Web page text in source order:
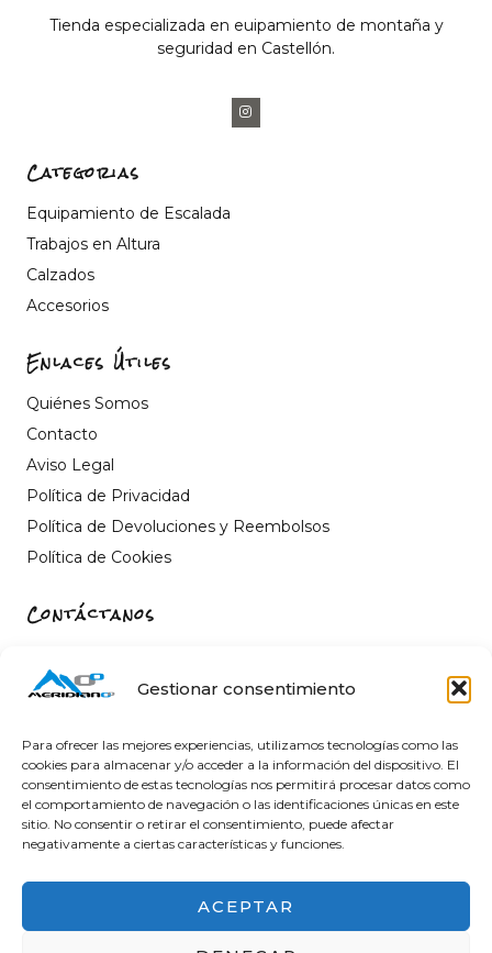
Gestionar consentimiento
Para ofrecer las mejores experiencias, utilizamos tecnologías como las
cookies para almacenar y/o acceder a la información del dispositivo. El
consentimiento de estas tecnologías nos permitirá procesar datos como
el comportamiento de navegación o las identificaciones únicas en este
sitio. No consentir o retirar el consentimiento, puede afectar
negativamente a ciertas características y funciones.
ACEPTAR
Tienda especializada en euipamiento de montaña y
seguridad en Castellón.
Categorias
Equipamiento de Escalada
Trabajos en Altura
Calzados
Accesorios
Enlaces Útiles
Quiénes Somos
Contacto
Aviso Legal
Política de Privacidad
Política de Devoluciones y Reembolsos
Política de Cookies
Contáctanos
Castelló
info@meridiano-0.com
@ 2025 Diseñado byClicacs.com